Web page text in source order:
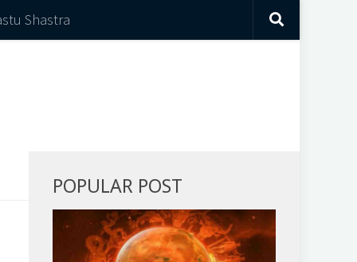
Shastra
POPULAR POST